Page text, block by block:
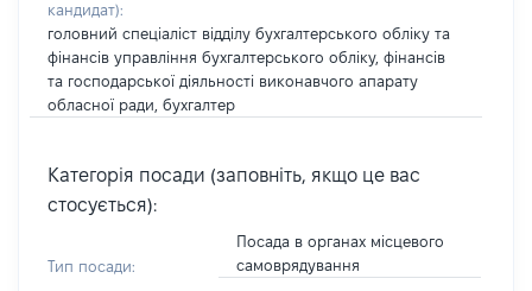
кандидат):
головний спеціаліст відділу бухгалтерського обліку та
фінансів управління бухгалтерського обліку, фінансів
та господарської діяльності виконавчого апарату
обласної ради, бухгалтер
Категорія посади (заповніть, якщо це вас
стосується):
Тип посади:
Посада в органах місцевого
самоврядування